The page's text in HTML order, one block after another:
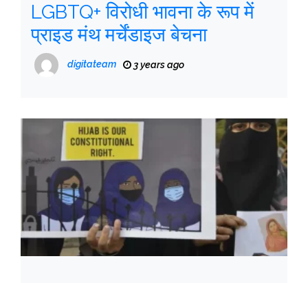
LGBTQ+ विरोधी भावना के रूप में
प्राइड मंथ मर्चेंडाइज बेचना
digitateam 3 years ago